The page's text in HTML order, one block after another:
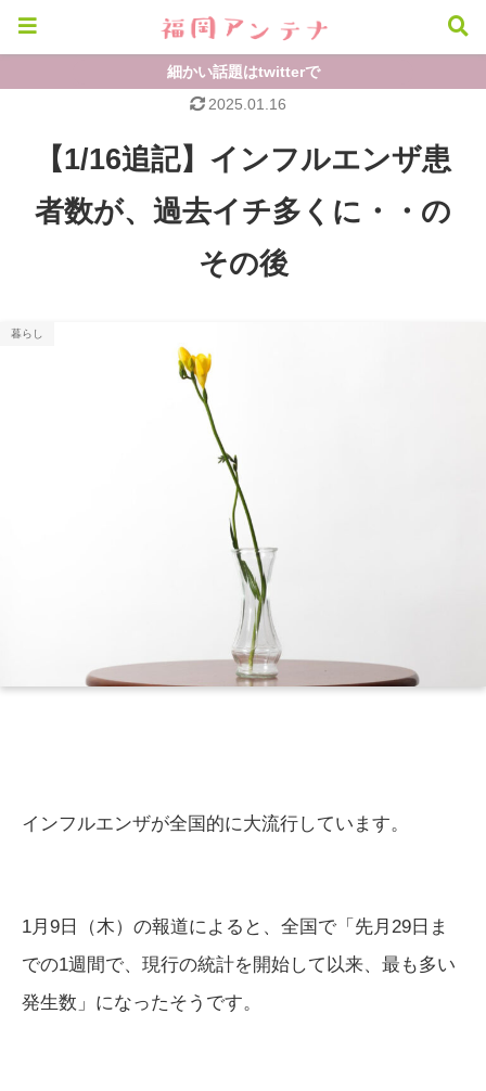
細かい話題はtwitterで
【1/16追記】インフルエンザ患
者数が、過去イチ多くに・・の
その後
暮らし
2025.01.16
インフルエンザが全国的に大流行しています。
1月9日（木）の報道によると、全国で「先月29日ま
での1週間で、現行の統計を開始して以来、最も多い
発生数」になったそうです。